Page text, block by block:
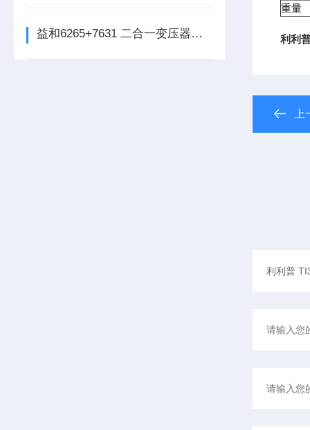
益和6265+7631 二合一变压器综合测试系统
重量
利利